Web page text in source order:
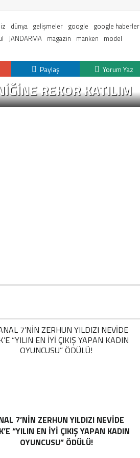
dünya gelişmeler google google haberler
JANDARMA magazin manken model
Paylaş Yorum Yaz
REKOR KATILIM
7’NİN ZERHUN YILDIZI NEVİDE
“YILIN EN İYİ ÇIKIŞ YAPAN KADIN
OYUNCUSU” ÖDÜLÜ!